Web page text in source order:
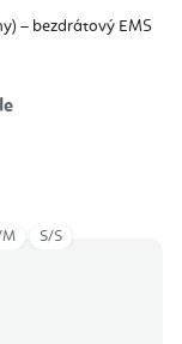
– bezdrátový EMS
S/S